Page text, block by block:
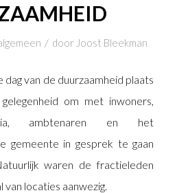
/ door Joost Bleekman
van de duurzaamheid plaats
om met inwoners,
ambtenaren en het
gemeente in gesprek te gaan
waren de fractieleden
van locaties aanwezig.